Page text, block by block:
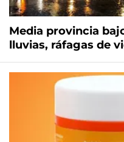
Media provincia
lluvias, ráfagas de